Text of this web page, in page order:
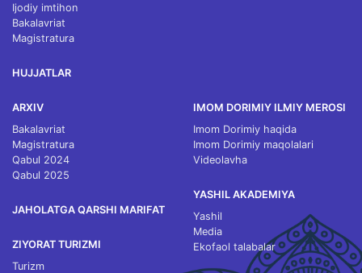
Ijodiy imtihon
Bakalavriat
Magistratura
HUJJATLAR
ARXIV
Bakalavriat
Magistratura
Qabul 2024
Qabul 2025
JAHOLATGA QARSHI MARIFAT
ZIYORAT TURIZMI
Turizm
IMOM DORIMIY ILMIY MEROSI
Imom Dorimiy haqida
Imom Dorimiy maqolalari
Videolavha
YASHIL AKADEMIYA
Yashil
Media
Ekofaol talabalar